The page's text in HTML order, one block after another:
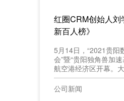
红圈CRM创始人
新百人榜》
​5月14日，“2021贵阳
会”暨“贵阳独角兽加
航空港经济区开幕。
业创新百人榜》评选
&CEO 刘学臣成功入
公司新闻